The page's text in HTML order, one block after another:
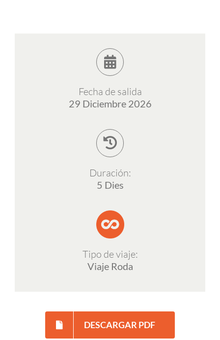
Fecha de salida
29 Diciembre 2026
Duración:
5 Dies
Tipo de viaje:
Viaje Roda
DESCARGAR PDF